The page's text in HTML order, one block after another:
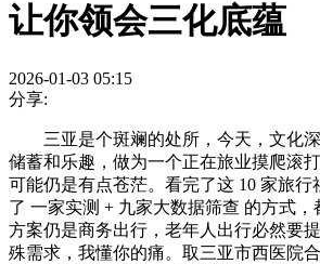
让你领会三化底蕴
2026-01-03 05:15
分享:
三亚是个斑斓的处所，今天，文化深
储蓄和乐趣，做为一个正在旅业摸爬滚
可能仍是有点苍茫。看完了这 10 家旅行
了 一家实测 + 九家大数据筛查 的方式
方案仍是商务出行，老年人出行必然要
殊需求，我懂你的痛。取三亚市西医院